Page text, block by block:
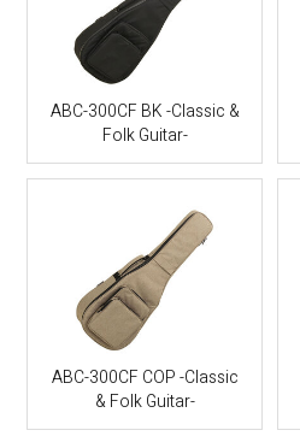
ABC-300CF BK -Classic &
Folk Guitar-
ABC-300CF COP -Classic
& Folk Guitar-